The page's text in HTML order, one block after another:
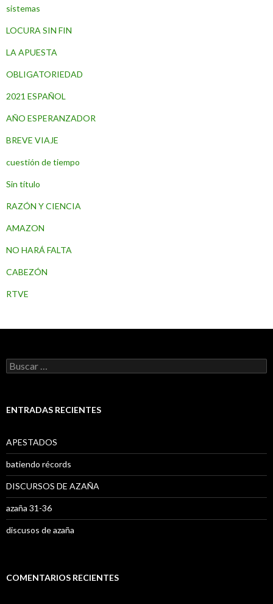
sistemas
LOCURA SIN FIN
LA APUESTA
OBLIGATORIEDAD
2021 ESPAÑOL
AÑO ESPERANZADOR
BREVE VIAJE
cuestión de tiempo
Sin título
RAZÓN Y CIENCIA
AMAZON
NO HARÁ FALTA
CABEZÓN
RTVE
B
u
a
ENTRADAS RECIENTES
APESTADOS
batiendo récords
DISCURSOS DE AZAÑA
azaña 31-36
discusos de azaña
COMENTARIOS RECIENTES